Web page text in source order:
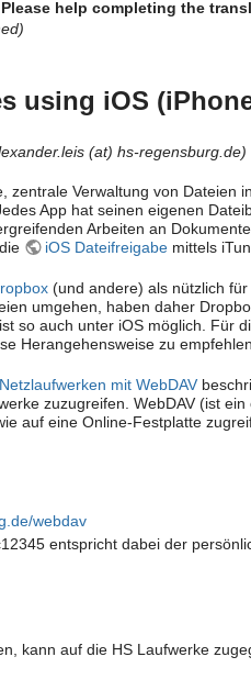
help completing the
using iOS
(at) hs-regensburg.de)
zentrale Verwaltung von Dateien
App hat seinen eigenen
Arbeiten an
iOS Dateifreigabe mittels
(und andere) als nützlich
umgehen, haben daher
so auch unter iOS möglich. Für
Herangehensweise zu empfehlen.
mit WebDAV
zuzugreifen. WebDAV (ist
auf eine Online-Festplatte
webdav
entspricht dabei der
kann auf die HS Laufwerke